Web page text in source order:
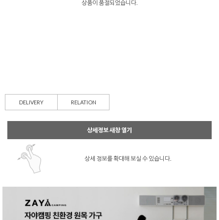
상품이 품절되었습니다.
DELIVERY RELATION
상세정보 새창 열기
상세 정보를 확대해 보실 수 있습니다.